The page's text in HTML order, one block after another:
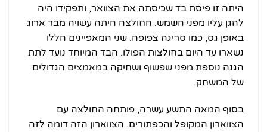
היתה זו פיסת בד שכיסתה את הצוואר, ותפקידו היה
להגן עליו מפני השמש. החולצה היתה עשויה מבד ארוג
באופן גס, כמו סריגה צפופה. שני המאפיינים הללו
נשארו עד היום בחולצות הפולו. הבד המיוחד נועד לתת
הגנה נוספת מפני שפשוף ושחיקה במאמצים הגדולים
של המשחק.
בסוף המאה התשע עשרה, פותחה החולצה עם
הצווארון המקופל והכפתורים. הצווארון הזה דומה לזה